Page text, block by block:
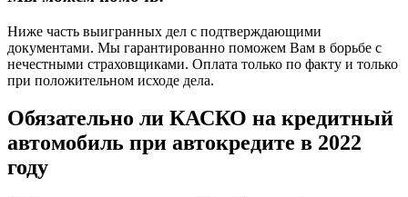
Ниже часть выигранных дел с подтверждающими
документами. Мы гарантированно поможем Вам в борьбе с
нечестными страховщиками. Оплата только по факту и только
при положительном исходе дела.
Обязательно ли КАСКО на кредитный
автомобиль при автокредите в 2022
году